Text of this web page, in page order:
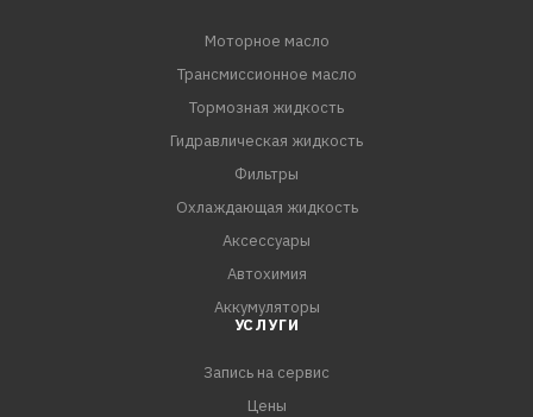
Моторное масло
Трансмиссионное масло
Тормозная жидкость
Гидравлическая жидкость
Фильтры
Охлаждающая жидкость
Аксессуары
Автохимия
Аккумуляторы
УСЛУГИ
Запись на сервис
Цены